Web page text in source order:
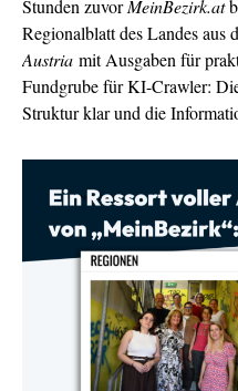
Stunden zuvorMeinBezirk.at
Regionalblatt des Landes aus
Austria mit Ausgaben für
Fundgrube für KI-Crawler:
Struktur klar und die